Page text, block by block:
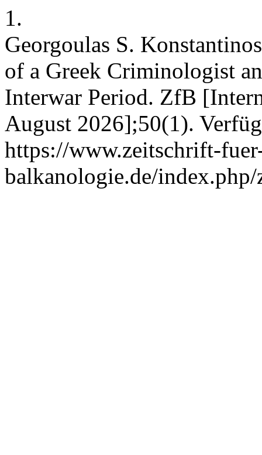
1.
Georgoulas S.
of a Greek Criminologist
Interwar Period. ZfB
August 2026];50(1).
https://www.zeitschrift-
balkanologie.de/